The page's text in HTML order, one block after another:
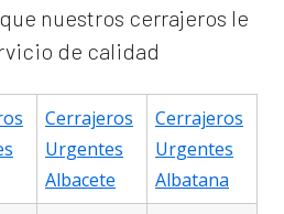
nuestros cerrajeros le
de calidad
Cerrajeros
Urgentes
Albacete
Cerrajeros
Urgentes
Albatana